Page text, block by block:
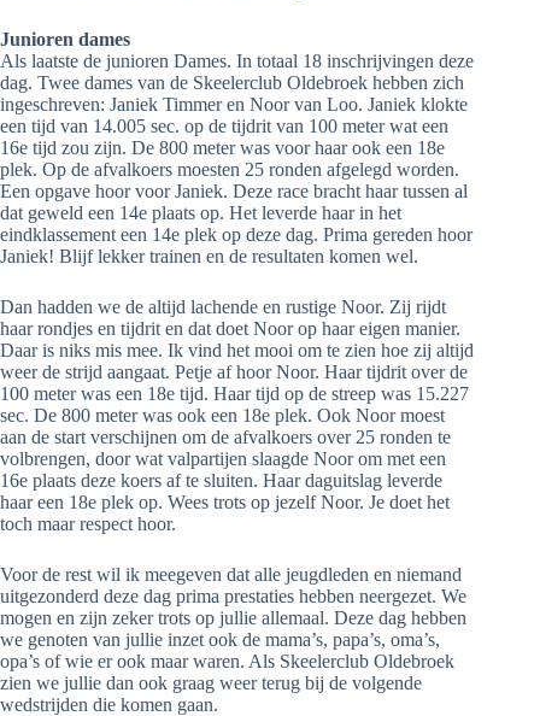
Junioren dames
Als laatste de junioren Dames. In totaal 18 inschrijvingen deze
dag. Twee dames van de Skeelerclub Oldebroek hebben zich
ingeschreven: Janiek Timmer en Noor van Loo. Janiek klokte
een tijd van 14.005 sec. op de tijdrit van 100 meter wat een
16e tijd zou zijn. De 800 meter was voor haar ook een 18e
plek. Op de afvalkoers moesten 25 ronden afgelegd worden.
Een opgave hoor voor Janiek. Deze race bracht haar tussen al
dat geweld een 14e plaats op. Het leverde haar in het
eindklassement een 14e plek op deze dag. Prima gereden hoor
Janiek! Blijf lekker trainen en de resultaten komen wel.
Dan hadden we de altijd lachende en rustige Noor. Zij rijdt
haar rondjes en tijdrit en dat doet Noor op haar eigen manier.
Daar is niks mis mee. Ik vind het mooi om te zien hoe zij altijd
weer de strijd aangaat. Petje af hoor Noor. Haar tijdrit over de
100 meter was een 18e tijd. Haar tijd op de streep was 15.227
sec. De 800 meter was ook een 18e plek. Ook Noor moest
aan de start verschijnen om de afvalkoers over 25 ronden te
volbrengen, door wat valpartijen slaagde Noor om met een
16e plaats deze koers af te sluiten. Haar daguitslag leverde
haar een 18e plek op. Wees trots op jezelf Noor. Je doet het
toch maar respect hoor.
Voor de rest wil ik meegeven dat alle jeugdleden en niemand
uitgezonderd deze dag prima prestaties hebben neergezet. We
mogen en zijn zeker trots op jullie allemaal. Deze dag hebben
we genoten van jullie inzet ook de mama’s, papa’s, oma’s,
opa’s of wie er ook maar waren. Als Skeelerclub Oldebroek
zien we jullie dan ook graag weer terug bij de volgende
wedstrijden die komen gaan.